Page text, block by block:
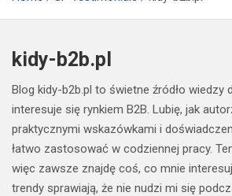
kidy-b2b.pl
Blog kidy-b2b.pl to świetne źródło wiedzy
interesuje się rynkiem B2B. Lubię, jak
praktycznymi wskazówkami i
łatwo zastosować w codziennej pracy.
więc zawsze znajdę coś, co mnie
trendy sprawiają, że nie nudzi mi się